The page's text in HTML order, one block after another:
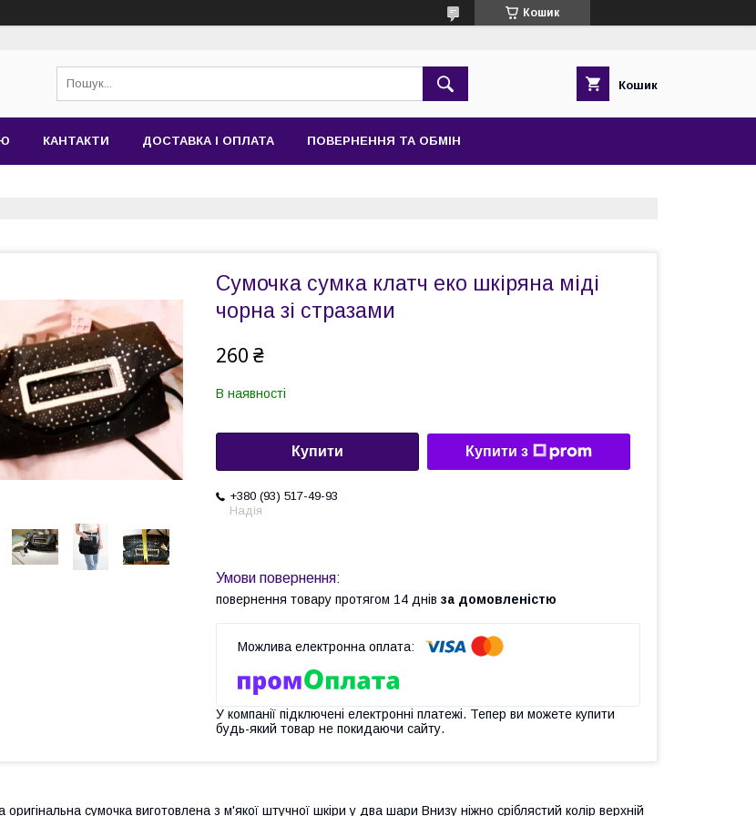
Кошик
Кошик
КАНТАКТИ ДОСТАВКА І ОПЛАТА ПОВЕРНЕННЯ ТА ОБМІН
Сумочка сумка клатч еко шкіряна міді
чорна зі стразами
260 ₴
В наявності
Купити Купити з
+380 (93) 517-49-93
Надія
повернення товару протягом 14 днів за домовленістю
У компанії підключені електронні платежі. Тепер ви можете купити
будь-який товар не покидаючи сайту.
сумочка виготовлена з м'якої штучної шкіри у два шари Внизу ніжно сріблястий колір верхній